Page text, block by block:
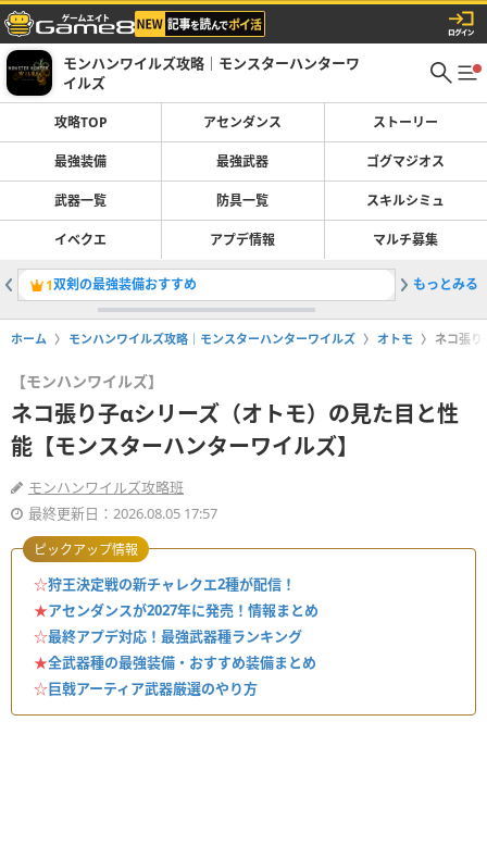
モンハンワイルズ攻略｜モンスターハンターワ
イルズ
攻略TOP アセンダンス ストーリー
最強装備 最強武器 ゴグマジオス
武器一覧 防具一覧 スキルシミュ
イベクエ アプデ情報 マルチ募集
1双剣の最強装備おすすめ 2リンエ
もっとみる
ホーム モンハンワイルズ攻略｜モンスターハンターワイルズ オトモ ネコ張り
【モンハンワイルズ】
ネコ張り子αシリーズ（オトモ）の見た目と性
能【モンスターハンターワイルズ】
モンハンワイルズ攻略班
最終更新日：2026.08.05 17:57
☆狩王決定戦の新チャレクエ2種が配信！
★アセンダンスが2027年に発売！情報まとめ
☆最終アプデ対応！最強武器種ランキング
★全武器種の最強装備・おすすめ装備まとめ
☆巨戟アーティア武器厳選のやり方
ピックアップ情報